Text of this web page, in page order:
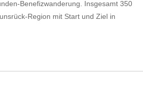
Benefizwanderung. Insgesamt 350
Region mit Start und Ziel in